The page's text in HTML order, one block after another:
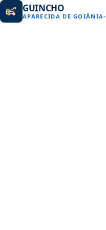
GUINCHO
APARECIDA DE GOIÂNIA-